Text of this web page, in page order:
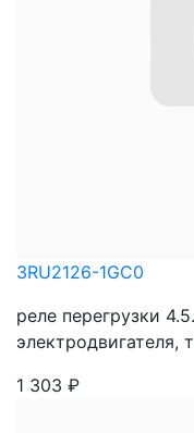
3RU2126-1GC0
реле перегрузки
электродвигателя,
1 303 ₽